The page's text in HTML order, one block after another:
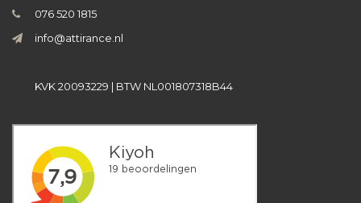
076 520 1815
info@attirance.nl
KVK 20093229 | BTW NL001807318B44